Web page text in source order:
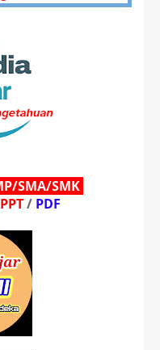
SMA/SMK
PPT/ PDF